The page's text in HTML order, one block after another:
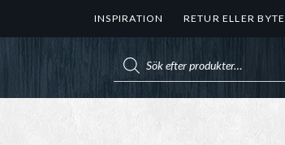
INSPIRATION RETUR ELLER BYTE